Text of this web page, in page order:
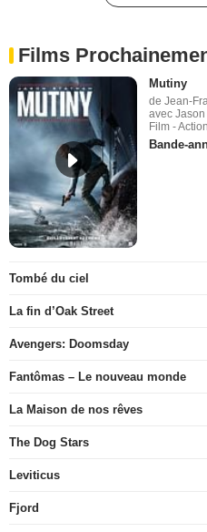
Films
Mutiny
de Jean-
avec
Film - Action
Bande-
Tombé du ciel
La fin d’Oak Street
Avengers: Doomsday
Fantômas – Le nouveau monde
La Maison de nos rêves
The Dog Stars
Leviticus
Fjord